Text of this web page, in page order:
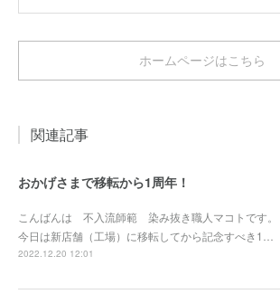
ホームページはこちら
関連記事
おかげさまで移転から1周年！
こんばんは 不入流師範 染み抜き職人マコトです。
今日は新店舗（工場）に移転してから記念すべき1…
2022.12.20 12:01